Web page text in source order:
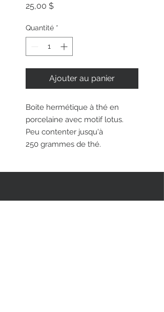
25,00 $Prix
Quantité *
Ajouter au panier
Boite hermétique à thé en
porcelaine avec motif lotus.
Peu contenter jusqu'à
250 grammes de thé.